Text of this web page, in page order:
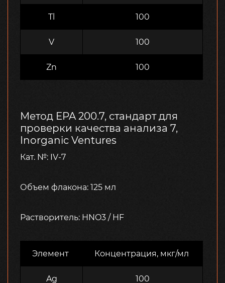
Tl 100
V 100
Zn 100
Метод EPA 200.7, стандарт для
проверки качества анализа 7,
Inorganic Ventures
Кат. №: IV-7
Объем флакона: 125 мл
Растворитель: HNO3 / HF
Элемент Концентрация, мкг/мл
Ag 100